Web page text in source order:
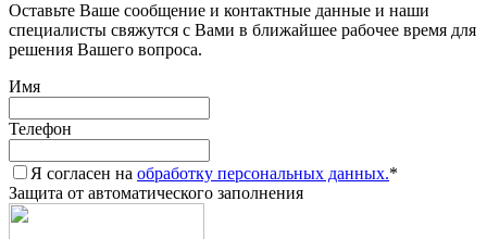
Оставьте Ваше сообщение и контактные данные и наши
специалисты свяжутся с Вами в ближайшее рабочее время для
решения Вашего вопроса.
Имя
Телефон
Я согласен на обработку персональных данных.*
Защита от автоматического заполнения